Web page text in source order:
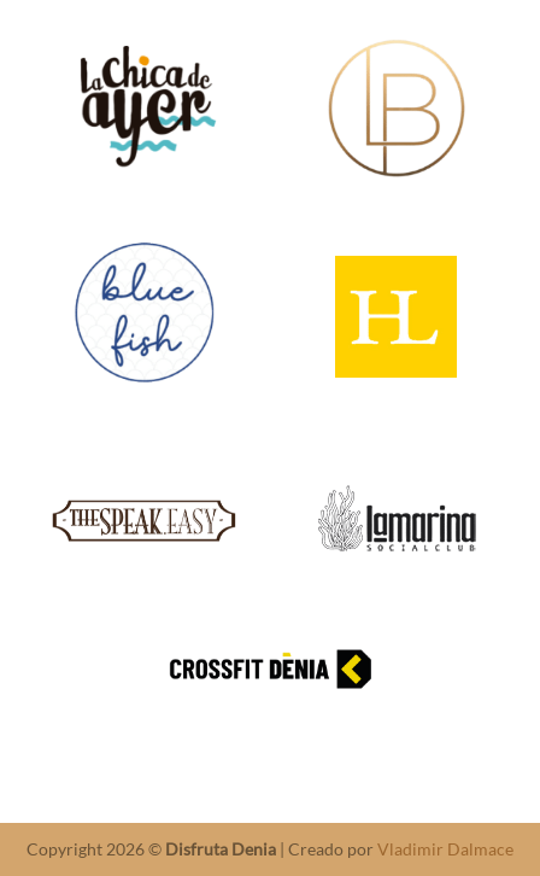
Copyright 2026 © Disfruta Denia | Creado por Vladimir Dalmace